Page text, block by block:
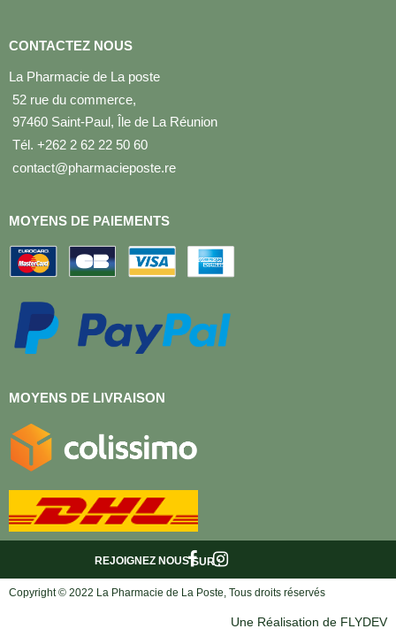
CONTACTEZ NOUS
La Pharmacie de La poste
52 rue du commerce,
97460 Saint-Paul, Île de La Réunion
Tél. +262 2 62 22 50 60
contact@pharmacieposte.re
MOYENS DE PAIEMENTS
MOYENS DE LIVRAISON
SUR :
REJOIGNEZ NOUS
Copyright © 2022 La Pharmacie de La Poste, Tous droits réservés
Une Réalisation de FLYDEV